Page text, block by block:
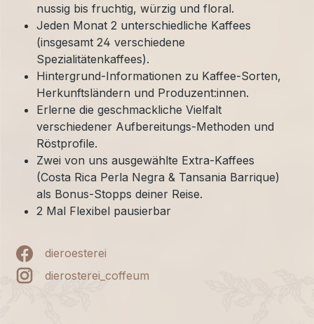
nussig bis fruchtig, würzig und floral.
Jeden Monat 2 unterschiedliche Kaffees
(insgesamt 24 verschiedene
Spezialitätenkaffees).
Hintergrund-Informationen zu Kaffee-Sorten,
Herkunftsländern und Produzent:innen.
Erlerne die geschmackliche Vielfalt
verschiedener Aufbereitungs-Methoden und
Röstprofile.
Zwei von uns ausgewählte Extra-Kaffees
(Costa Rica Perla Negra & Tansania Barrique)
als Bonus-Stopps deiner Reise.
2 Mal Flexibel pausierbar
dieroesterei
dierosterei_coffeum